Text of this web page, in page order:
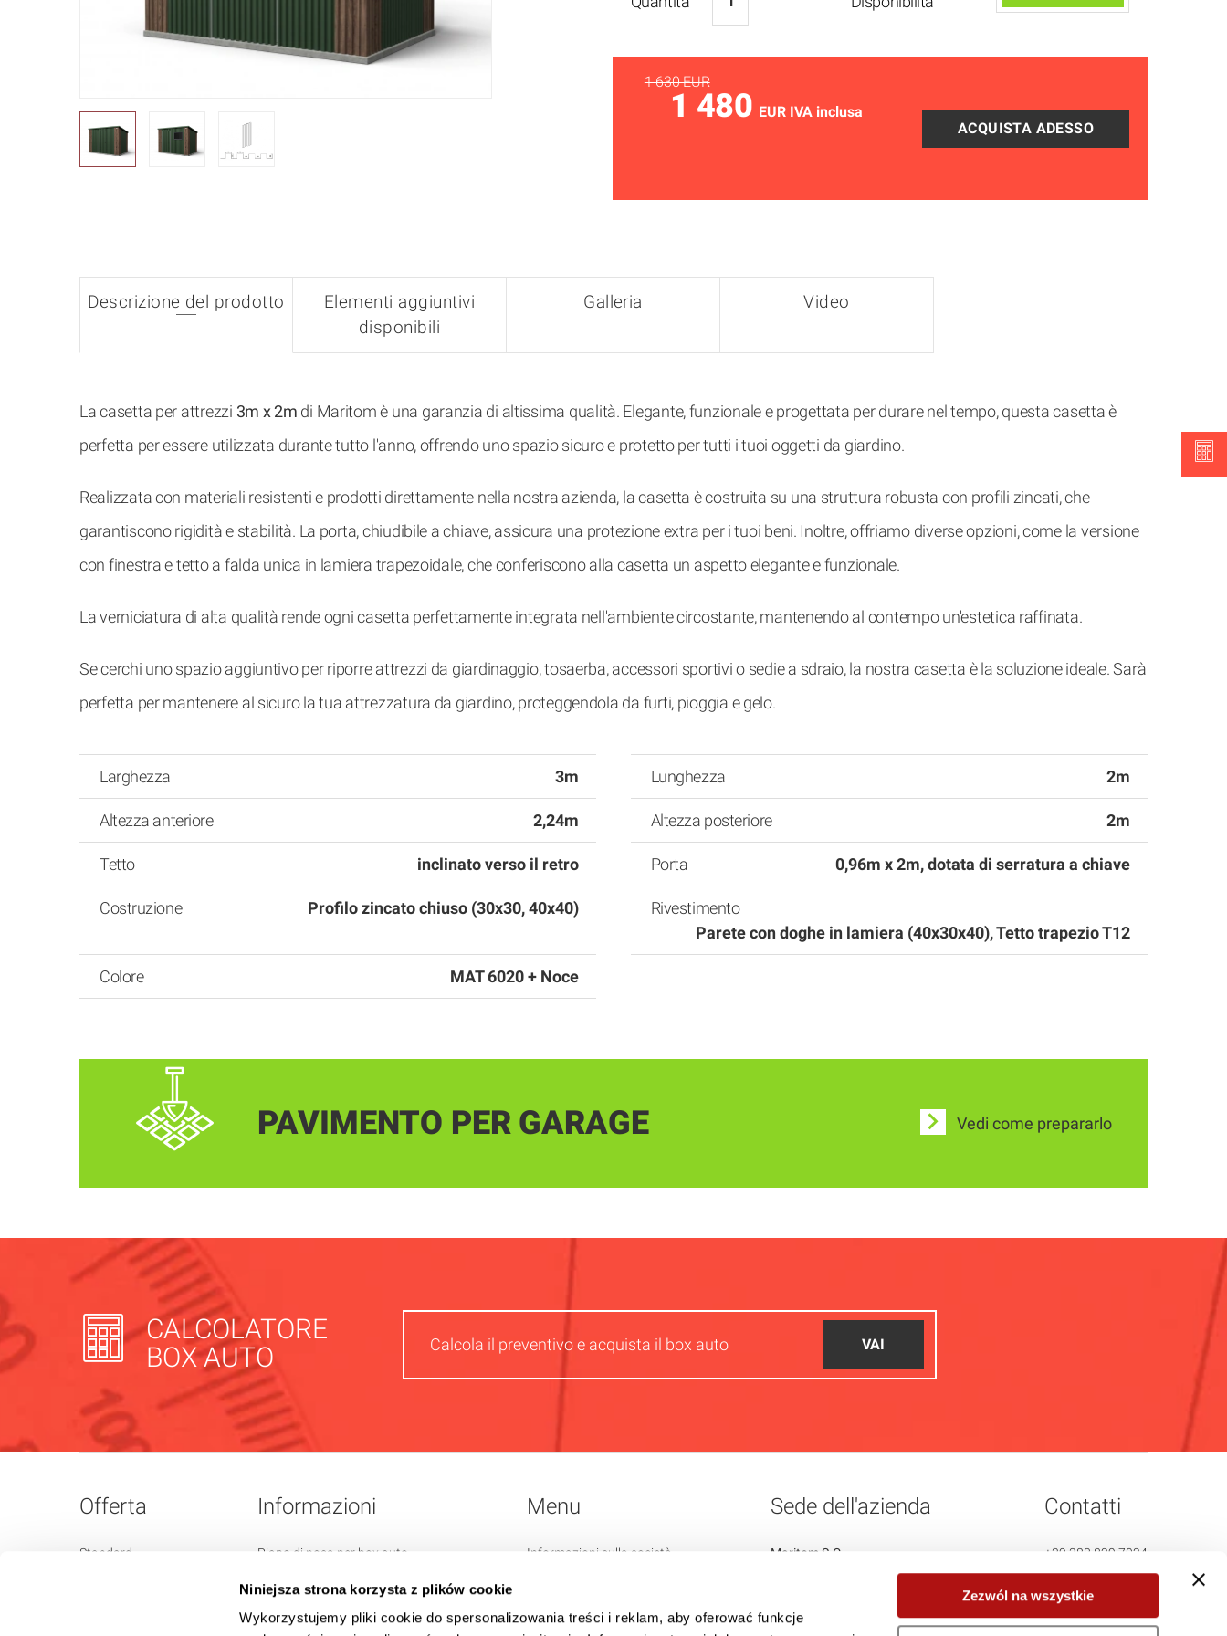
Niniejsza strona korzysta z plików cookie
Wykorzystujemy pliki cookie do spersonalizowania treści i reklam, aby oferować funkcje
Zezwól na wszystkie
1 630 EUR
1 480 EUR IVA inclusa
Descrizione del prodotto
Elementi aggiuntivi
disponibili
Galleria Video
La casetta per attrezzi 3m x 2m di Maritom è una garanzia di altissima qualità. Elegante, funzionale e progettata per durare nel tempo, questa casetta è
perfetta per essere utilizzata durante tutto l'anno, offrendo uno spazio sicuro e protetto per tutti i tuoi oggetti da giardino.
Realizzata con materiali resistenti e prodotti direttamente nella nostra azienda, la casetta è costruita su una struttura robusta con profili zincati, che
garantiscono rigidità e stabilità. La porta, chiudibile a chiave, assicura una protezione extra per i tuoi beni. Inoltre, offriamo diverse opzioni, come la versione
con finestra e tetto a falda unica in lamiera trapezoidale, che conferiscono alla casetta un aspetto elegante e funzionale.
La verniciatura di alta qualità rende ogni casetta perfettamente integrata nell'ambiente circostante, mantenendo al contempo un'estetica raffinata.
Se cerchi uno spazio aggiuntivo per riporre attrezzi da giardinaggio, tosaerba, accessori sportivi o sedie a sdraio, la nostra casetta è la soluzione ideale. Sarà
perfetta per mantenere al sicuro la tua attrezzatura da giardino, proteggendola da furti, pioggia e gelo.
Larghezza 3m Lunghezza 2m
Altezza anteriore 2,24m Altezza posteriore 2m
Tetto inclinato verso il retro Porta 0,96m x 2m, dotata di serratura a chiave
Costruzione Profilo zincato chiuso (30x30, 40x40)
Rivestimento
Parete con doghe in lamiera (40x30x40), Tetto trapezio T12
Colore MAT 6020 + Noce
PAVIMENTO PER GARAGE Vedi come prepararlo
CALCOLATORE
BOX AUTO
Calcola il preventivo e acquista il box auto VAI
Offerta
Standard
Informazioni
Piano di posa per box auto
Consegna e montaggio
Feltro anticondensa
Menu
Informazioni sulla società
Blog
Sede dell'azienda
Maritom S.C.
Azienda aperta
Contatti
+39 388 829 7024
info@maritom.it